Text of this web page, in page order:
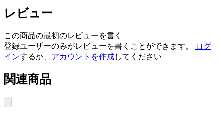
レビュー
この商品の最初のレビューを書く
登録ユーザーのみがレビューを書くことができます。
ログ
インするか、 アカウントを作成してください
関連商品